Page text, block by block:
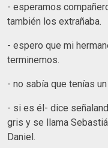
- esperamos
también los extrañaba.
- espero que mi
terminemos.
- no sabía que tenías un
- si es él- dice
gris y se llama
Daniel.